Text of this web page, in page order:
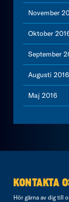
November
Oktober
September
Augusti 2016
Maj 2016
KONTAKTA
Hör gärna av dig till